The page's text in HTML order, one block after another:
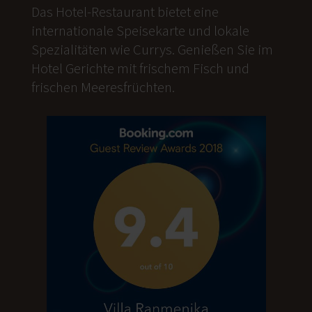
Das Hotel-Restaurant bietet eine
internationale Speisekarte und lokale
Spezialitäten wie Currys. Genießen Sie im
Hotel Gerichte mit frischem Fisch und
frischen Meeresfrüchten.